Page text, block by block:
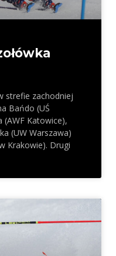
strefie zachodniej
Bańdo (UŚ
(AWF Katowice),
(UW Warszawa)
Krakowie). Drugi